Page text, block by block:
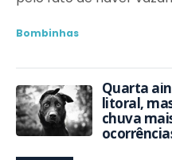
Bombinhas
Quarta
litoral,
chuva